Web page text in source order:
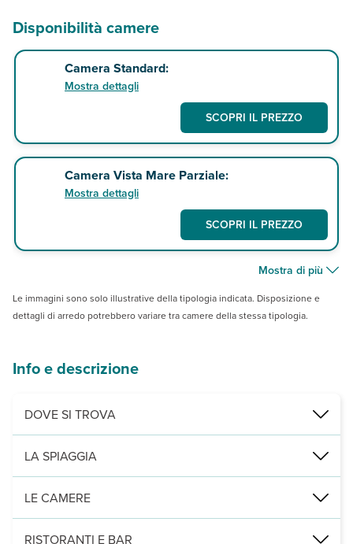
Disponibilità camere
Camera Standard:
Mostra dettagli
SCOPRI IL PREZZO
Camera Vista Mare Parziale:
Mostra dettagli
SCOPRI IL PREZZO
Mostra di più
Le immagini sono solo illustrative della tipologia indicata. Disposizione e
dettagli di arredo potrebbero variare tra camere della stessa tipologia.
Info e descrizione
DOVE SI TROVA
Nabq, direttamente sulla spiaggia, a 2 km dal centro
LA SPIAGGIA
di sabbia e corallo, attrezzata con ombrelloni, lettini e teli mare
LE CAMERE
470 camere (37m², max 3 adulti) disposte su 3 piani, con
RISTORANTI E BAR